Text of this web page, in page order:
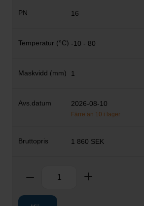
16
-10 - 80
1
2026-08-10
Färre än 10 i lager
1 860 SEK
Ta bort